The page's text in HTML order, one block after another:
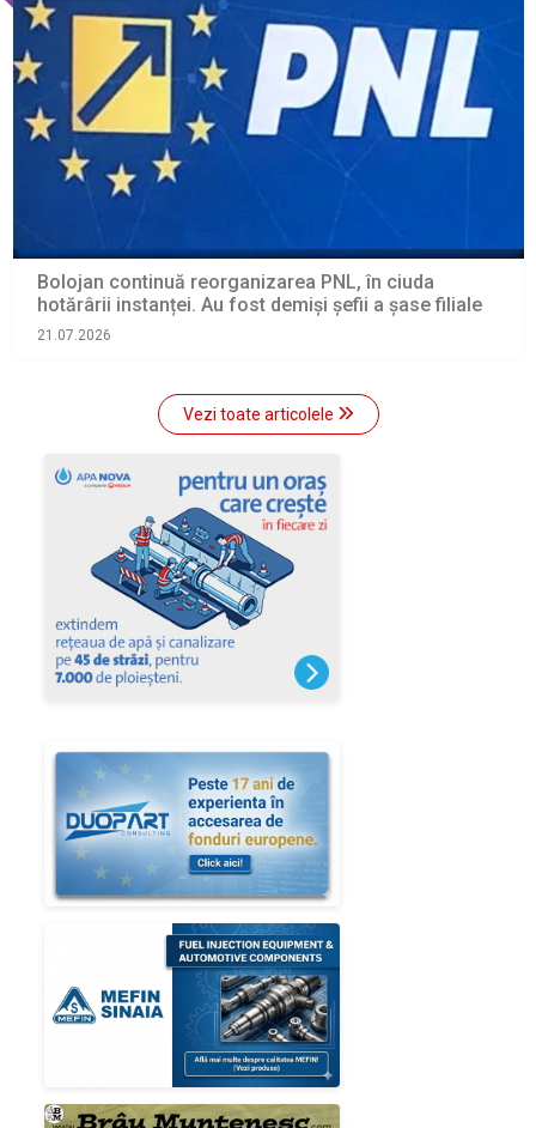
Bolojan continuă reorganizarea PNL, în ciuda
hotărârii instanței. Au fost demiși șefii a șase filiale
21.07.2026
Vezi toate articolele